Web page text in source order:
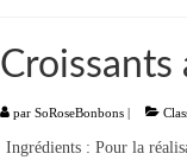
Croissants
par SoRoseBonbons|
Ingrédients : Pour la